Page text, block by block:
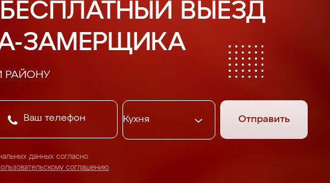
ВЫЕЗД
ЗАМЕРЩИКА
РАЙОНУ
Отправить
данных согласно
соглашению